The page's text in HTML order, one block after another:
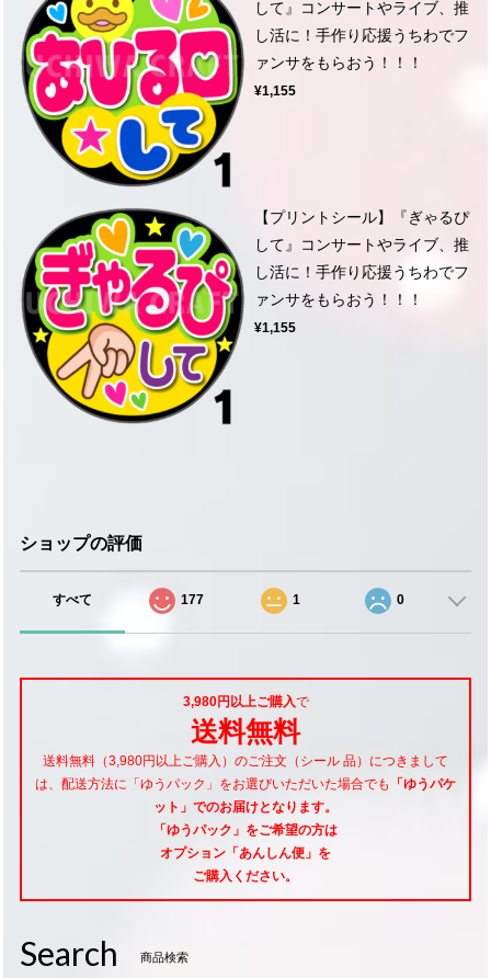
して』コンサートやライブ、推
し活に！手作り応援うちわでフ
ァンサをもらおう！！！
¥1,155
【プリントシール】『ぎゃるぴ
して』コンサートやライブ、推
し活に！手作り応援うちわでフ
ァンサをもらおう！！！
¥1,155
ショップの評価
すべて 177 1 0
3,980円以上ご購入で
送料無料
送料無料（3,980円以上ご購入）のご注文（シール 品）につきまして
は、配送方法に「ゆうパック」をお選びいただいた場合でも
「ゆうパケ
ット」でのお届けとなります。
「ゆうパック」をご希望の方は
オプション「あんしん便」 を
ご購入ください。
Search 商品検索